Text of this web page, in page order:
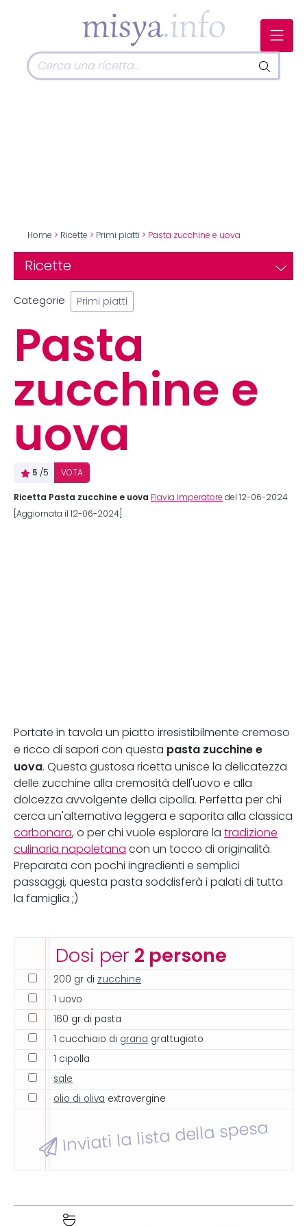
Home > Ricette > Primi piatti > Pasta zucchine e uova
Ricette
Categorie Primi piatti
Pasta
zucchine e
uova
5 /5 VOTA
Ricetta Pasta zucchine e uova Flavia Imperatore del 12-06-2024
[Aggiornata il 12-06-2024]
Portate in tavola un piatto irresistibilmente cremoso
e ricco di sapori con questa pasta zucchine e
uova. Questa gustosa ricetta unisce la delicatezza
delle zucchine alla cremosità dell'uovo e alla
dolcezza avvolgente della cipolla. Perfetta per chi
cerca un'alternativa leggera e saporita alla classica
carbonara, o per chi vuole esplorare la tradizione
culinaria napoletana con un tocco di originalità.
Preparata con pochi ingredienti e semplici
passaggi, questa pasta soddisferà i palati di tutta
la famiglia ;)
Dosi per 2 persone
200 gr di zucchine
1 uovo
160 gr di pasta
1 cucchiaio di grana grattugiato
1 cipolla
sale
olio di oliva extravergine
Inviati la lista della spesa